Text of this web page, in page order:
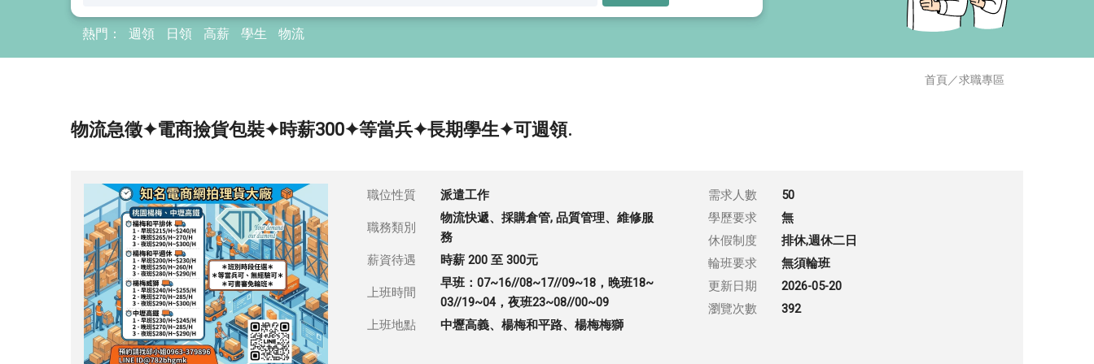
熱門： 週領 日領 高薪 學生 物流
首頁／求職專區
物流急徵✦電商撿貨包裝✦時薪300✦等當兵✦長期學生✦可週領.
職位性質 派遣工作
職務類別
物流快遞、採購倉管, 品質管理、維修服
務
薪資待遇
時薪 200 至 300元
上班時間
早班：07~16//08~17//09~18，晚班18~
03//19~04，夜班23~08//00~09
上班地點
中壢高義、楊梅和平路、楊梅梅獅
需求人數
50
學歷要求
無
休假制度
排休,週休二日
輪班要求
無須輪班
更新日期
2026-05-20
瀏覽次數
392